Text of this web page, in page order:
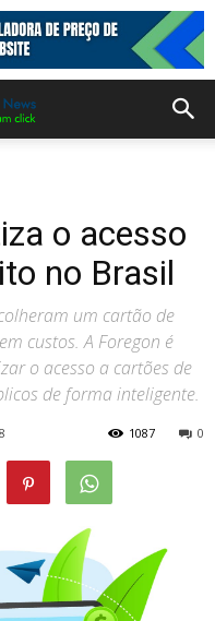
o acesso
no Brasil
um cartão de
custos. A Foregon é
o acesso a cartões de
de forma inteligente.
0
1087